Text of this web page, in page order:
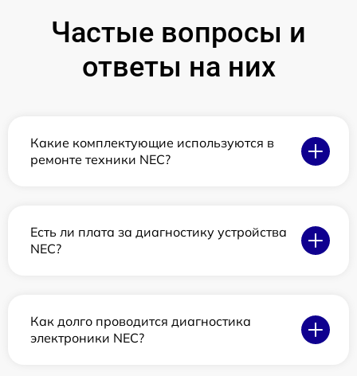
Частые вопросы и
ответы на них
Какие комплектующие используются в
ремонте техники NEC?
Есть ли плата за диагностику устройства
NEC?
Как долго проводится диагностика
электроники NEC?